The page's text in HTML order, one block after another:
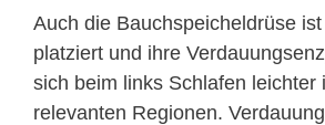
Auch die Bauchspeicheldrüse
platziert und ihre
sich beim links Schlafen leichter
relevanten Regionen.